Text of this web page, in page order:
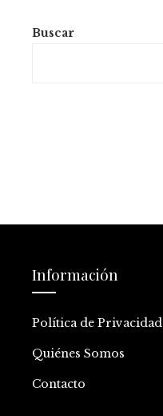
Buscar
Información
Política de Privacidad
Quiénes Somos
Contacto